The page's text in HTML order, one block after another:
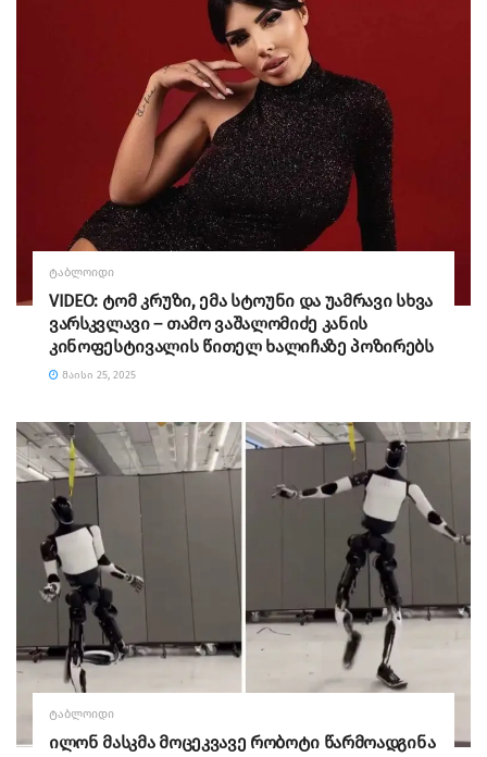
ᲢᲐᲑᲚᲝᲘᲓᲘ
VIDEO: ტომ კრუზი, ემა სტოუნი და უამრავი სხვა
ვარსკვლავი – თამო ვაშალომიძე კანის
კინოფესტივალის წითელ ხალიჩაზე პოზირებს
ᲛᲐᲘᲡᲘ 25, 2025
ᲢᲐᲑᲚᲝᲘᲓᲘ
ილონ მასკმა მოცეკვავე რობოტი წარმოადგინა